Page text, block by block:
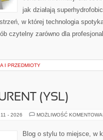
jak działają
w której technologia
czytelny zarówno dla
I PRZEDMIOTY
(YSL)
- 2026 MOŻLIWOŚĆ
Blog o stylu to miejsce, w